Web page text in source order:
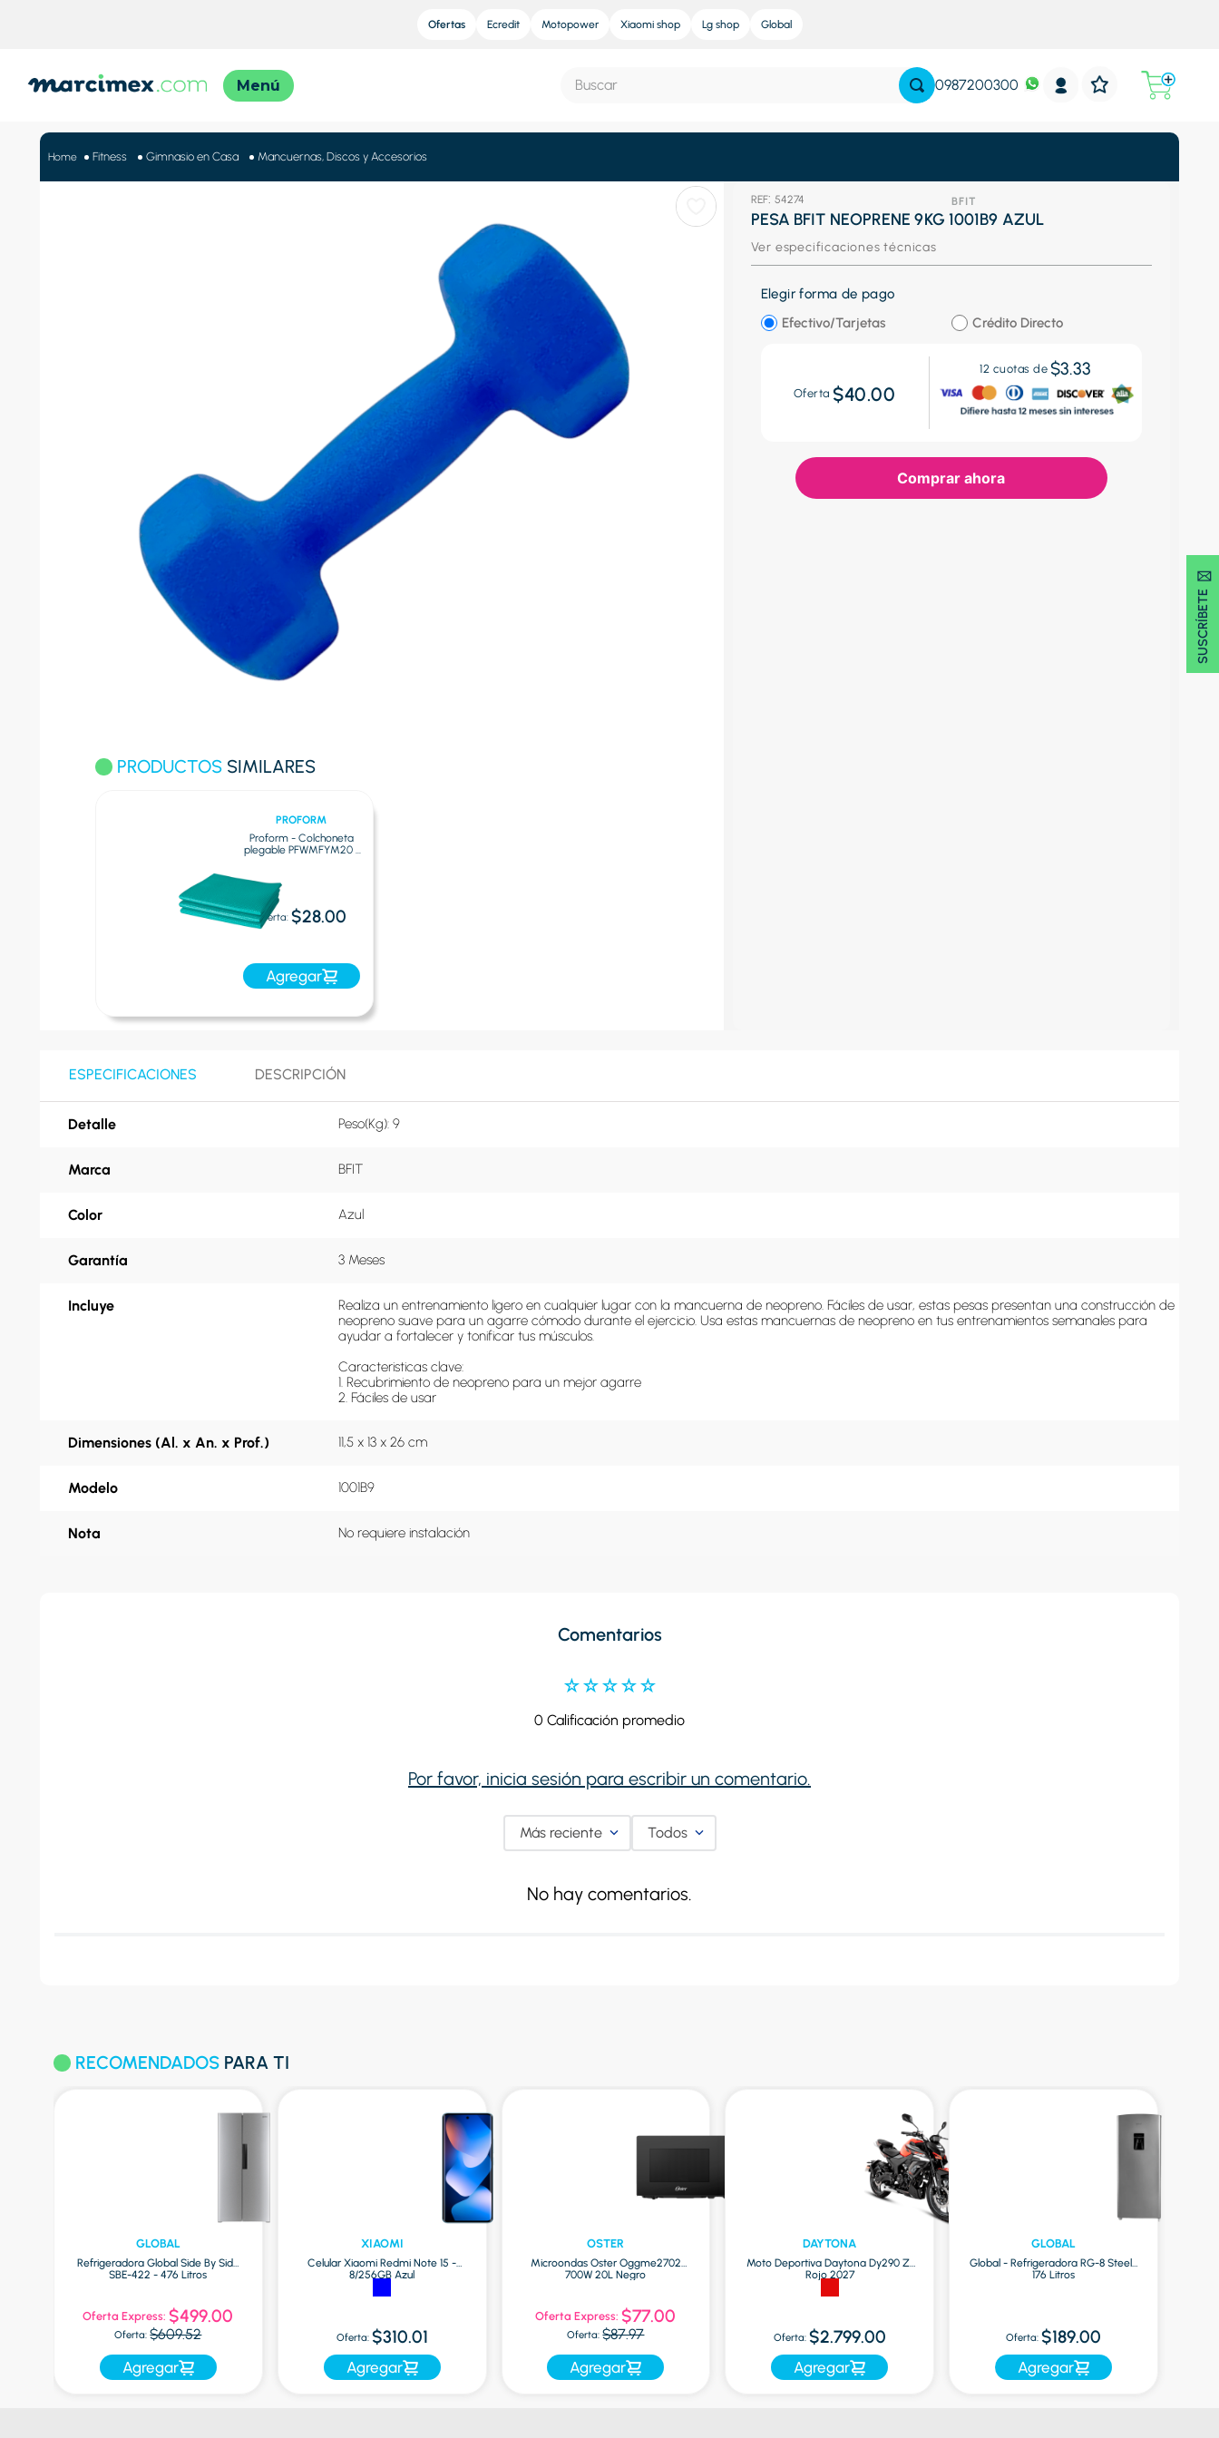
Ofertas Ecredit Motopower Xiaomi shop Lg shop Global
0987200300
SUSCRÍBETE 🖂
Fitness Gimnasio en Casa Mancuernas, Discos y Accesorios
PRODUCTOS SIMILARES
PROFORM
Proform - Colchoneta
plegable PFWMFYM20 |
Oferta:$28.00
Agregar
: 54274 BFIT
PESA BFIT NEOPRENE 9KG 1001B9 AZUL
Ver especificaciones técnicas
Elegir forma de pago
Efectivo/Tarjetas
Crédito Directo
Oferta $40.00
12 cuotas de $3.33
Comprar ahora
ESPECIFICACIONES DESCRIPCIÓN
Detalle Peso(Kg): 9
Marca BFIT
Color Azul
Garantía 3 Meses
Incluye
Realiza un entrenamiento ligero en cualquier lugar con la mancuerna de neopreno. Fáciles de usar, estas pesas presentan una construcción de
neopreno suave para un agarre cómodo durante el ejercicio. Usa estas mancuernas de neopreno en tus entrenamientos semanales para
ayudar a fortalecer y tonificar tus músculos.
Caracteristicas clave:
1. Recubrimiento de neopreno para un mejor agarre
2. Fáciles de usar
Dimensiones (Al. x An. x Prof.) 11,5 x 13 x 26 cm
Modelo 1001B9
Nota No requiere instalación
Comentarios
☆☆☆☆☆
0 Calificación promedio
Por favor, inicia sesión para escribir un comentario.
Más reciente Todos
No hay comentarios.
RECOMENDADOS PARA TI
GLOBAL
Refrigeradora Global Side By Side
SBE-422 - 476 Litros
Oferta Express: $499.00
Oferta: $609.52
Agregar
XIAOMI
Celular Xiaomi Redmi Note 15 -
8/256GB Azul
Oferta: $310.01
Agregar
OSTER
Microondas Oster Oggme2702
700W 20L Negro
Oferta Express: $77.00
Oferta: $87.97
Agregar
DAYTONA
Moto Deportiva Daytona Dy290 Zr
Rojo 2027
Oferta: $2.799.00
Agregar
GLOBAL
Global - Refrigeradora RG-8 Steel |
176 Litros
Oferta: $189.00
Agregar
motos
2.
moto
england sound pro
england sound
celulares
cocina
10
congelador